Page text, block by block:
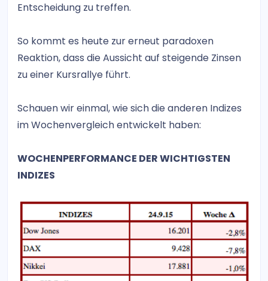
Entscheidung zu treffen.
So kommt es heute zur erneut paradoxen
Reaktion, dass die Aussicht auf steigende Zinsen
zu einer Kursrallye führt.
Schauen wir einmal, wie sich die anderen Indizes
im Wochenvergleich entwickelt haben:
WOCHENPERFORMANCE DER WICHTIGSTEN
INDIZES